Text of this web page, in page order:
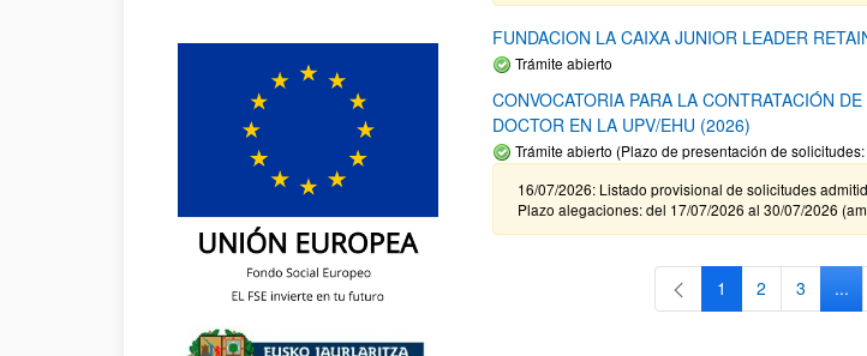
FUNDACION LA CAIXA JUNIOR LEADER
Trámite abierto
CONVOCATORIA PARA LA CONTRATACIÓN
DOCTOR EN LA UPV/EHU (2026)
Trámite abierto (Plazo de presentación de
16/07/2026: Listado provisional de solicitudes
Plazo alegaciones: del 17/07/2026 al 30/07/2026
Página
1 Página
2 Página
3 ...